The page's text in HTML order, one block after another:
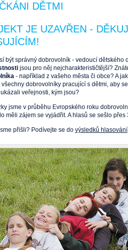
DĚTMI
JE UZAVŘEN -
být správný dobrovolník - vedoucí dětského
jsou pro něj nejcharakterističtější?
- například z vašeho města či obce? A
všechny dobrovolníky pracující s dětmi, aby
veřejnosti, kým jsou?
jsme v průběhu Evropského roku
měli zájem se vyjádřit. A hlasů se sešlo
přišli? Podívejte se do výsledků hlasování